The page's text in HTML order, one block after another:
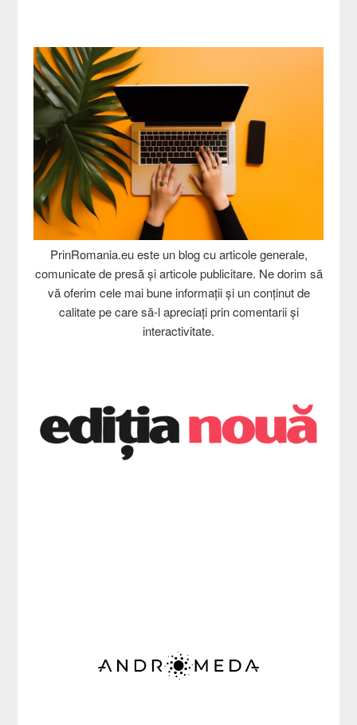
PrinRomania.eu este un blog cu articole generale,
comunicate de presă și articole publicitare. Ne dorim să
vă oferim cele mai bune informații și un conținut de
calitate pe care să-l apreciați prin comentarii și
interactivitate.